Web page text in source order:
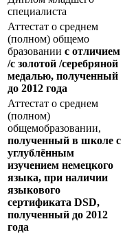
специалиста
Аттестат о среднем
(полном) общемо
бразовании с отличием
/с золотой /серебряной
медалью, полученный
до 2012 года
Аттестат о среднем
(полном)
общемобразовании,
полученный в школе с
углублённым
изучением немецкого
языка, при наличии
языкового
сертификата DSD,
полученный до 2012
года